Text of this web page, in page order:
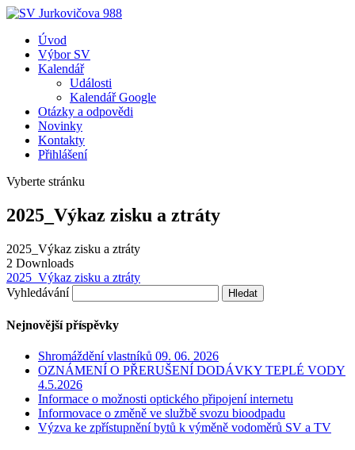
Úvod
Výbor SV
Kalendář
Události
Kalendář Google
Otázky a odpovědi
Novinky
Kontakty
Přihlášení
Vyberte stránku
2025_Výkaz zisku a ztráty
2025_Výkaz zisku a ztráty
2 Downloads
2025_Výkaz zisku a ztráty
Vyhledávání
Nejnovější příspěvky
Shromáždění vlastníků 09. 06. 2026
OZNÁMENÍ O PŘERUŠENÍ DODÁVKY TEPLÉ VODY
4.5.2026
Informace o možnosti optického připojení internetu
Informovace o změně ve službě svozu bioodpadu
Výzva ke zpřístupnění bytů k výměně vodoměrů SV a TV